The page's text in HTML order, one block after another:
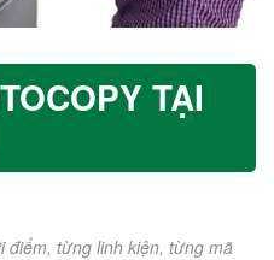
TẠI
điểm, từng linh kiện, từng mã